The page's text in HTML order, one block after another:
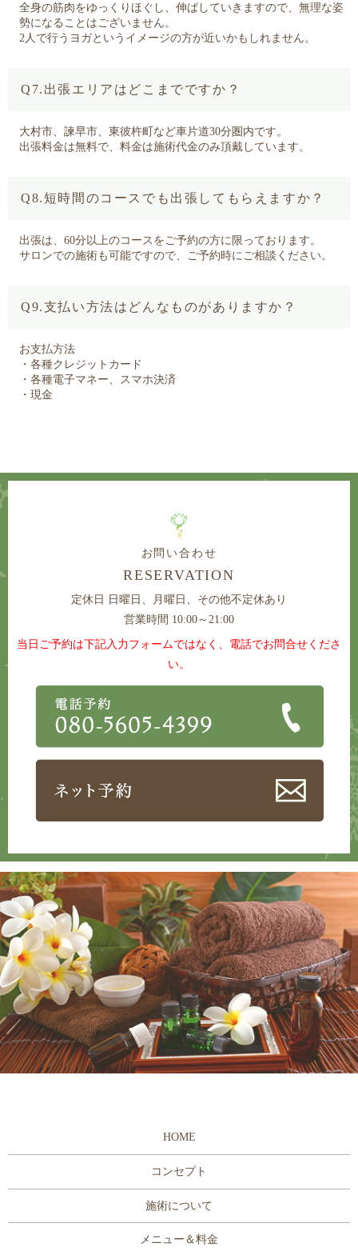
全身の筋肉をゆっくりほぐし、伸ばしていきますので、無理な姿
勢になることはございません。
2人で行うヨガというイメージの方が近いかもしれません。
Q7.出張エリアはどこまでですか？
大村市、諫早市、東彼杵町など車片道30分圏内です。
出張料金は無料で、料金は施術代金のみ頂戴しています。
Q8.短時間のコースでも出張してもらえますか？
出張は、60分以上のコースをご予約の方に限っております。
サロンでの施術も可能ですので、ご予約時にご相談ください。
Q9.支払い方法はどんなものがありますか？
お支払方法
・各種クレジットカード
・各種電子マネー、スマホ決済
・現金
お問い合わせ
RESERVATION
定休日
日曜日、月曜日、その他不定休あり
営業時間 10:00～21:00
当日ご予約は下記入力フォームではなく、電話でお問合せくださ
い。
HOME
コンセプト
施術について
メニュー＆料金